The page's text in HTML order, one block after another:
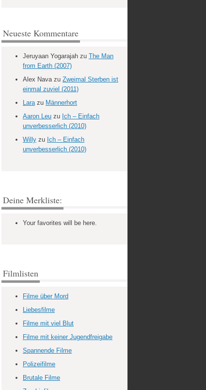
Neueste Kommentare
Jeruyaan Yogarajah zu The Man
from Earth (2007)
Alex Navazu Zweimal Sterben ist
einmal zuviel (2011)
Larazu Männerhort
Aaron Leu zu Ich – Einfach
unverbesserlich (2010)
Willy zu Ich – Einfach
unverbesserlich (2010)
Deine Merkliste:
Your favorites will be here.
Filmlisten
Filme über Mord
Liebesfilme
Filme mit viel Blut
Filme mit keiner Jugendfreigabe
Spannende Filme
Polizeifilme
Brutale Filme